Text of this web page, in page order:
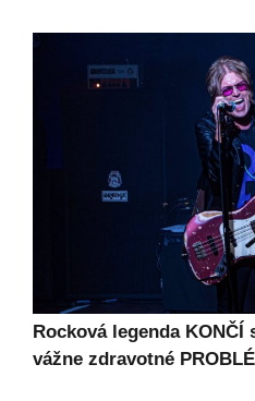
Rocková legenda
vážne zdravotné